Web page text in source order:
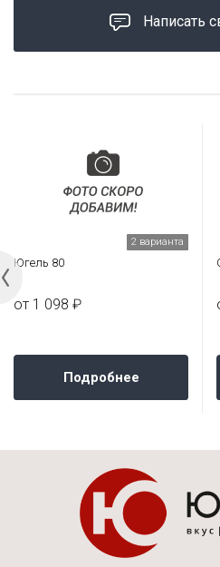
Написать
2 варианта
Югель 80
от 1 098 ₽
Подробнее